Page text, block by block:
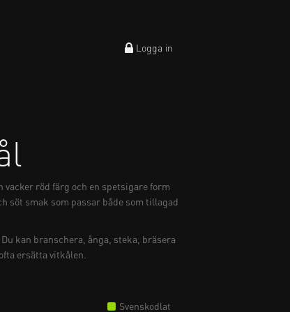
Logga in
vacker röd färg och en spetsigare form
söt smak som passar både som tillagad
kan branschera, ånga, steka, bräsera
ersätta vitkålen.
Svenskodlat